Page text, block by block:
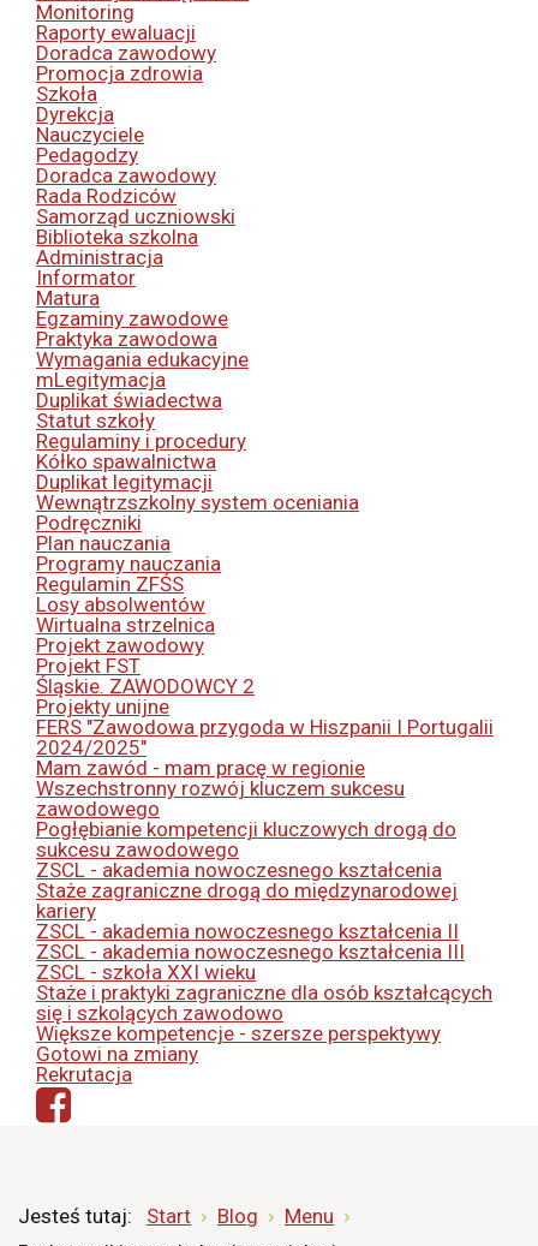
Monitoring
Raporty ewaluacji
Doradca zawodowy
Promocja zdrowia
Szkoła
Dyrekcja
Nauczyciele
Pedagodzy
Doradca zawodowy
Rada Rodziców
Samorząd uczniowski
Biblioteka szkolna
Administracja
Informator
Matura
Egzaminy zawodowe
Praktyka zawodowa
Wymagania edukacyjne
mLegitymacja
Duplikat świadectwa
Statut szkoły
Regulaminy i procedury
Kółko spawalnictwa
Duplikat legitymacji
Wewnątrzszkolny system oceniania
Podręczniki
Plan nauczania
Programy nauczania
Regulamin ZFŚS
Losy absolwentów
Wirtualna strzelnica
Projekt zawodowy
Projekt FST
Śląskie. ZAWODOWCY 2
Projekty unijne
FERS "Zawodowa przygoda w Hiszpanii I Portugalii
2024/2025"
Mam zawód - mam pracę w regionie
Wszechstronny rozwój kluczem sukcesu
zawodowego
Pogłębianie kompetencji kluczowych drogą do
sukcesu zawodowego
ZSCL - akademia nowoczesnego kształcenia
Staże zagraniczne drogą do międzynarodowej
kariery
ZSCL - akademia nowoczesnego kształcenia II
ZSCL - akademia nowoczesnego kształcenia III
ZSCL - szkoła XXI wieku
Staże i praktyki zagraniczne dla osób kształcących
się i szkolących zawodowo
Większe kompetencje - szersze perspektywy
Gotowi na zmiany
Rekrutacja
Jesteś tutaj: Start Blog
Menu